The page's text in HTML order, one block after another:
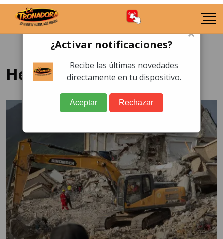
Heridos
×
¿Activar notificaciones?
Recibe las últimas novedades
directamente en tu dispositivo.
Aceptar Rechazar